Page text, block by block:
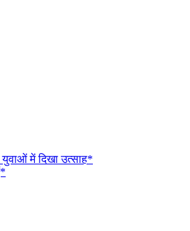
युवाओं में दिखा उत्साह*